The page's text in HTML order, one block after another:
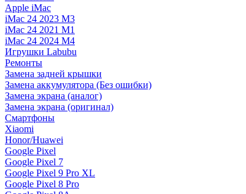
Apple iMac
iMac 24 2023 M3
iMac 24 2021 M1
iMac 24 2024 M4
Игрушки Labubu
Ремонты
Замена задней крышки
Замена аккумулятора (Без ошибки)
Замена экрана (аналог)
Замена экрана (оригинал)
Смартфоны
Xiaomi
Honor/Huawei
Google Pixel
Google Pixel 7
Google Pixel 9 Pro XL
Google Pixel 8 Pro